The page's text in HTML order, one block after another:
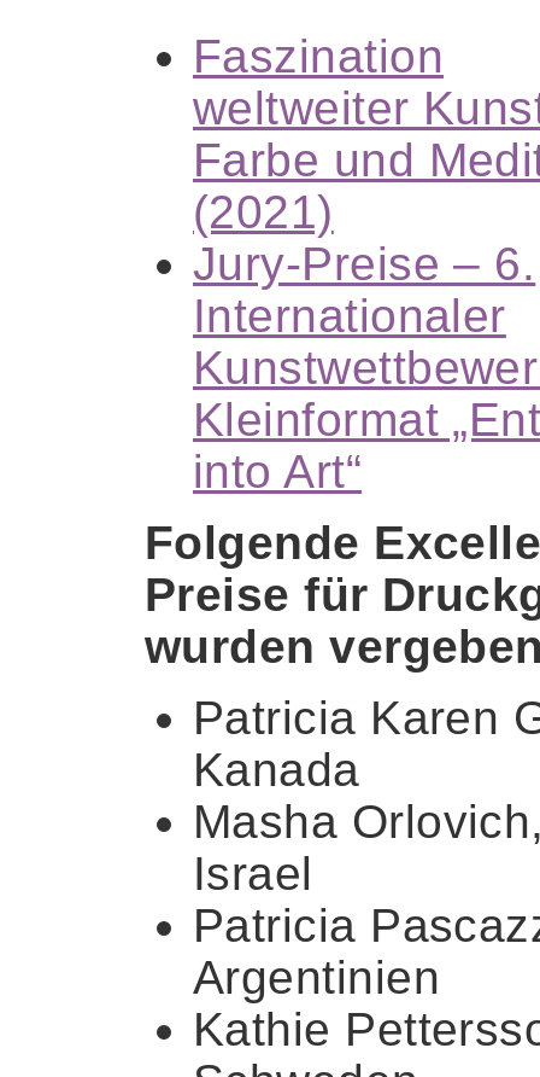
Faszination
weltweiter
Farbe und
(2021)
Jury-Preise – 6.
Internationaler
Kleinformat
into Art“
Folgende
Preise für
wurden
Patricia Karen
Kanada
Masha
Israel
Patricia
Argentinien
Kathie